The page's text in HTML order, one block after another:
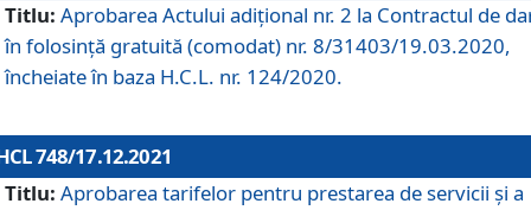
Titlu: Aprobarea Actului adițional nr. 2 la Contractul de
în folosință gratuită (comodat) nr. 8/31403/19.03.2020,
încheiate în baza H.C.L. nr. 124/2020.
748/17.12.2021
Titlu: Aprobarea tarifelor pentru prestarea de servicii şi a